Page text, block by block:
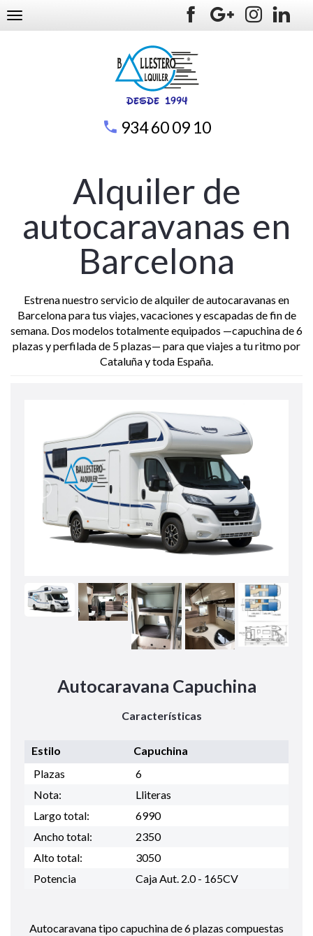
TOGGLE NAVIGATION
934 60 09 10
Alquiler de
autocaravanas en
Barcelona
Estrena nuestro servicio de alquiler de autocaravanas en
Barcelona para tus viajes, vacaciones y escapadas de fin de
semana. Dos modelos totalmente equipados —capuchina de 6
plazas y perfilada de 5 plazas— para que viajes a tu ritmo por
Cataluña y toda España.
Autocaravana Capuchina
Características
Estilo
Capuchina
Plazas
6
Nota:
Lliteras
Largo total:
6990
Ancho total:
2350
Alto total:
3050
Potencia
Caja Aut. 2.0 - 165CV
Autocaravana tipo capuchina de 6 plazas compuestas